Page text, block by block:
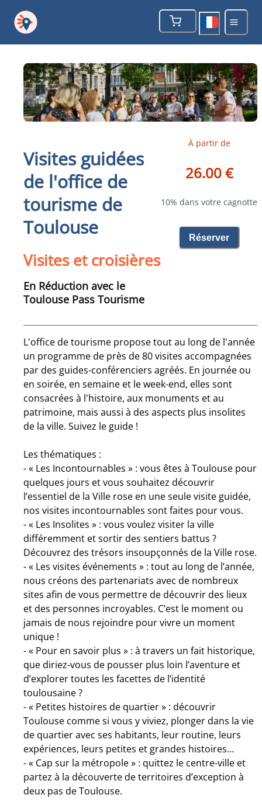
Visites guidées
de l'office de
tourisme de
Toulouse
Visites et croisières
En Réduction avec le
Toulouse Pass Tourisme
À partir de
26.00 €
10% dans votre cagnotte
Réserver
L'office de tourisme propose tout au long de l'année
un programme de près de 80 visites accompagnées
par des guides-conférenciers agréés. En journée ou
en soirée, en semaine et le week-end, elles sont
consacrées à l'histoire, aux monuments et au
patrimoine, mais aussi à des aspects plus insolites
de la ville. Suivez le guide !
Les thématiques :
- « Les Incontournables » : vous êtes à Toulouse pour
quelques jours et vous souhaitez découvrir
l’essentiel de la Ville rose en une seule visite guidée,
nos visites incontournables sont faites pour vous.
- « Les Insolites » : vous voulez visiter la ville
différemment et sortir des sentiers battus ?
Découvrez des trésors insoupçonnés de la Ville rose.
- « Les visites événements » : tout au long de l’année,
nous créons des partenariats avec de nombreux
sites afin de vous permettre de découvrir des lieux
et des personnes incroyables. C’est le moment ou
jamais de nous rejoindre pour vivre un moment
unique !
- « Pour en savoir plus » : à travers un fait historique,
que diriez-vous de pousser plus loin l’aventure et
d’explorer toutes les facettes de l’identité
toulousaine ?
- « Petites histoires de quartier » : découvrir
Toulouse comme si vous y viviez, plonger dans la vie
de quartier avec ses habitants, leur routine, leurs
expériences, leurs petites et grandes histoires...
- « Cap sur la métropole » : quittez le centre-ville et
partez à la découverte de territoires d’exception à
deux pas de Toulouse.